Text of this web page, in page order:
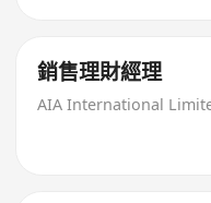
銷售理財經理